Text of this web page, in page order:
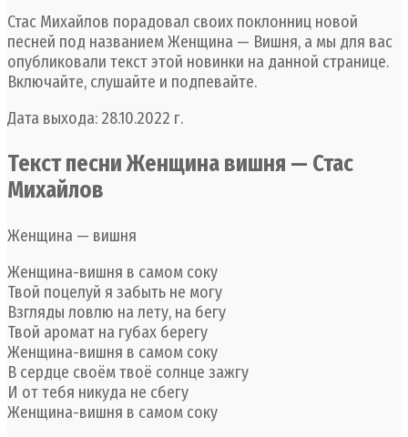
Стас Михайлов порадовал своих поклонниц новой
песней под названием Женщина — Вишня, а мы для вас
опубликовали текст этой новинки на данной странице.
Включайте, слушайте и подпевайте.
Дата выхода: 28.10.2022 г.
Текст песни Женщина вишня — Стас
Михайлов
Женщина — вишня
Женщина-вишня в самом соку
Твой поцелуй я забыть не могу
Взгляды ловлю на лету, на бегу
Твой аромат на губах берегу
Женщина-вишня в самом соку
В сердце своём твоё солнце зажгу
И от тебя никуда не сбегу
Женщина-вишня в самом соку